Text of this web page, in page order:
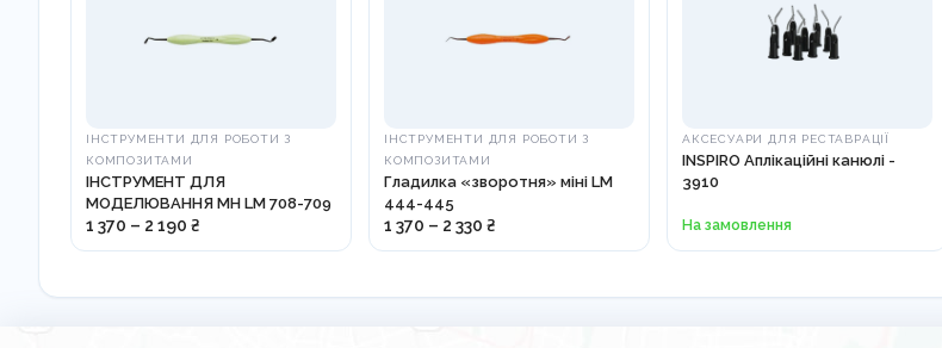
ІНСТРУМЕНТИ ДЛЯ РОБОТИ З
КОМПОЗИТАМИ
ІНСТРУМЕНТ ДЛЯ
МОДЕЛЮВАННЯ МН LM 708-709
1 370 – 2 190 ₴
ІНСТРУМЕНТИ ДЛЯ РОБОТИ З
КОМПОЗИТАМИ
Гладилка «зворотня» міні LM
444-445
1 370 – 2 330 ₴
АКСЕСУАРИ ДЛЯ РЕСТАВРАЦІЇ
INSPIRO Аплікаційні канюлі -
3910
На замовлення